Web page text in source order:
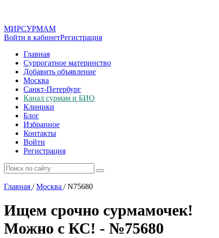
МИРСУРМАМ
Войти в кабинетРегистрация
Главная
Суррогатное материнство
Добавить объявление
Москва
Санкт-Петербург
Канал сурмам и БИО
Клиники
Блог
Избранное
Контакты
Войти
Регистрация
Главная / Москва /N75680
Ищем срочно сурмамочек!
Можно с КС! - №75680